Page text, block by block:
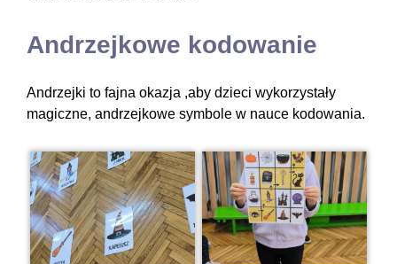
Andrzejkowe kodowanie
Andrzejki to fajna okazja ,aby dzieci wykorzystały
magiczne, andrzejkowe symbole w nauce kodowania.